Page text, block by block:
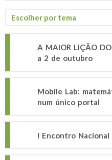
A MAIOR LIÇÃO
a 2 de outubro
Mobile Lab:
num único portal
I Encontro Nacional